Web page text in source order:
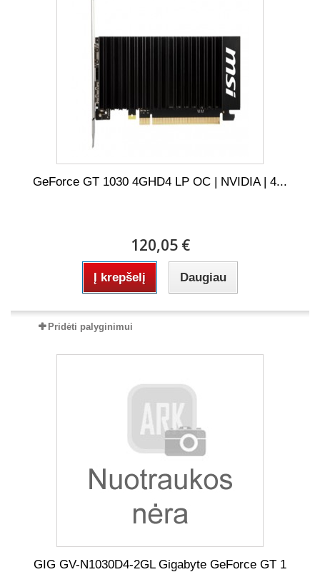
GeForce GT 1030 4GHD4 LP OC | NVIDIA | 4...
120,05 €
Į krepšelį Daugiau
Pridėti palyginimui
GIG GV-N1030D4-2GL Gigabyte GeForce GT 1